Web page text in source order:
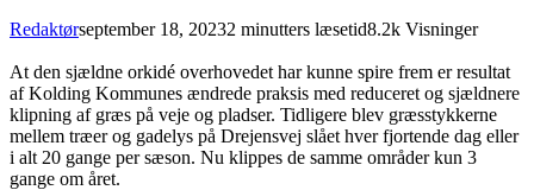
Redaktørseptember 18, 20232 minutters læsetid8.2k Visninger
At den sjældne orkidé overhovedet har kunne spire frem er resultat
af Kolding Kommunes ændrede praksis med reduceret og sjældnere
klipning af græs på veje og pladser. Tidligere blev græsstykkerne
mellem træer og gadelys på Drejensvej slået hver fjortende dag eller
i alt 20 gange per sæson. Nu klippes de samme områder kun 3
gange om året.